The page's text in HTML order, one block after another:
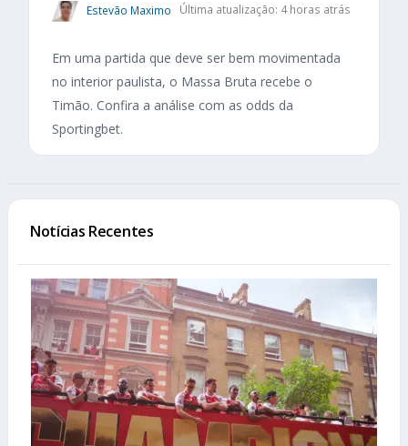
Estevão Maximo Última atualização: 4 horas atrás
Em uma partida que deve ser bem movimentada
no interior paulista, o Massa Bruta recebe o
Timão. Confira a análise com as odds da
Sportingbet.
Notícias Recentes